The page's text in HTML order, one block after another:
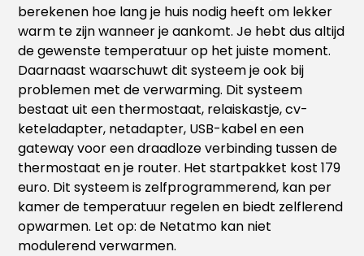
berekenen hoe lang je huis nodig heeft om lekker
warm te zijn wanneer je aankomt. Je hebt dus altijd
de gewenste temperatuur op het juiste moment.
Daarnaast waarschuwt dit systeem je ook bij
problemen met de verwarming. Dit systeem
bestaat uit een thermostaat, relaiskastje, cv-
keteladapter, netadapter, USB-kabel en een
gateway voor een draadloze verbinding tussen de
thermostaat en je router. Het startpakket kost 179
euro. Dit systeem is zelfprogrammerend, kan per
kamer de temperatuur regelen en biedt zelflerend
opwarmen. Let op: de Netatmo kan niet
modulerend verwarmen.